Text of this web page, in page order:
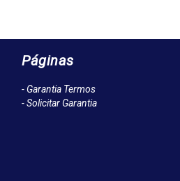
Páginas
- Garantia Termos
- Solicitar Garantia